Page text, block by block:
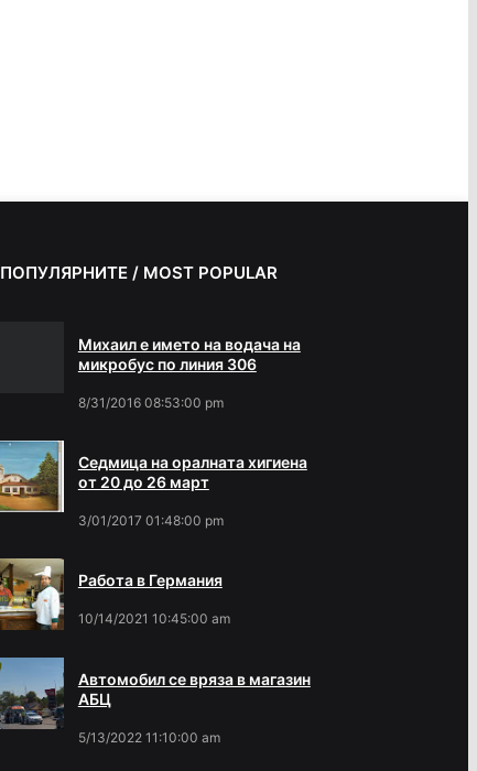
/ MOST POPULAR
Михаил е името на водача на
микробус по линия 306
8/31/2016 08:53:00 pm
Седмица на оралната хигиена
от 20 до 26 март
3/01/2017 01:48:00 pm
Работа в Германия
10/14/2021 10:45:00 am
Автомобил се вряза в магазин
АБЦ
5/13/2022 11:10:00 am